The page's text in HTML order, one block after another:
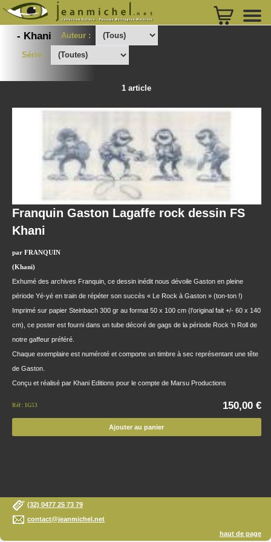
- Khani Auteur :
Série :
1 article
Franquin Gaston Lagaffe rock dessin FS
Khani
par FRANQUIN
(Khani)
Exhumé des archives Franquin, ce dessin inédit nous dévoile Gaston en pleine
période Yé-yé en train de répéter son succès « Le Rock à Gaston » (ton-ton !)
Imprimé sur papier Steinbach 300 gr au format 50 x 100 cm (l’original fait +/- 60 x 140
cm), ce poster est fourni dans un tube décoré de gags de la période Rock ‘n Roll de
notre gaffeur préféré.
Chaque exemplaire est numéroté et comporte un timbre à sec représentant une tête
de Gaston.
Conçu et réalisé par Khani Editions pour le compte de Marsu Productions
Réf : IG53 150,00 €
Ajouter au panier
(32) 0477 25 73 79
contact@jeanmichel.net
haut de page